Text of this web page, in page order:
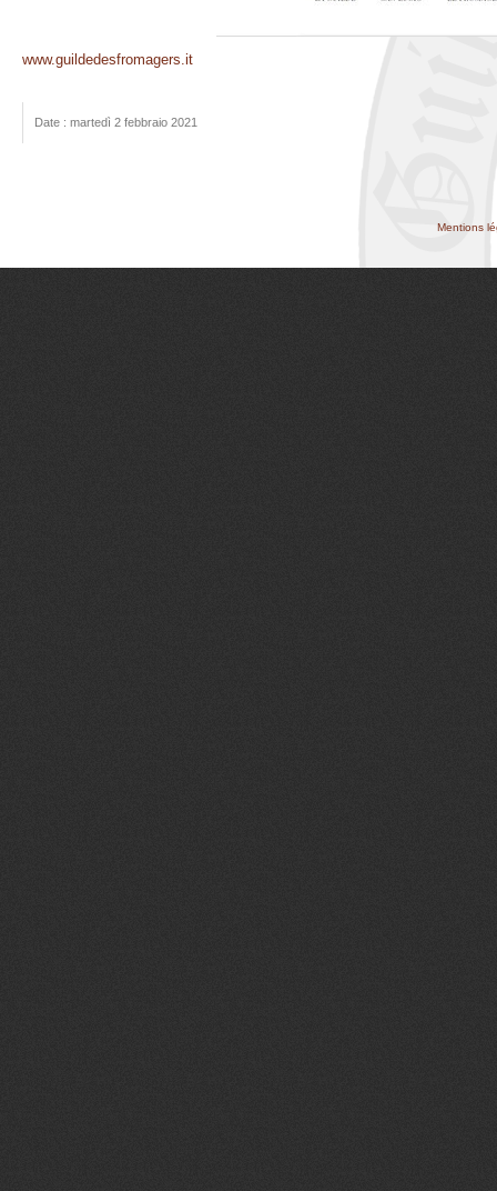
www.guildedesfromagers.it
Date : martedì 2 febbraio 2021
Mentions